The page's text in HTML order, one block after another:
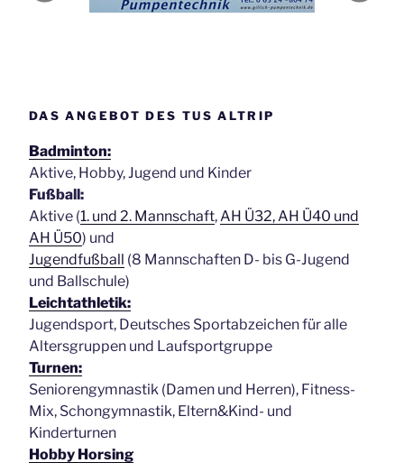
DAS ANGEBOT DES TUS ALTRIP
Badminton:
Aktive, Hobby, Jugend und Kinder
Fußball:
Aktive (1. und 2. Mannschaft,AH Ü32, AH Ü40 und
AH Ü50) und
Jugendfußball (8 Mannschaften D- bis G-Jugend
und Ballschule)
Leichtathletik:
Jugendsport, Deutsches Sportabzeichen für alle
Altersgruppen und Laufsportgruppe
Turnen:
Seniorengymnastik (Damen und Herren), Fitness-
Mix, Schongymnastik, Eltern&Kind- und
Kinderturnen
Hobby Horsing